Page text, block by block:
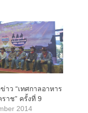
าว “เทศกาลอาหาร
าช” ครั้งที่ 9
2014